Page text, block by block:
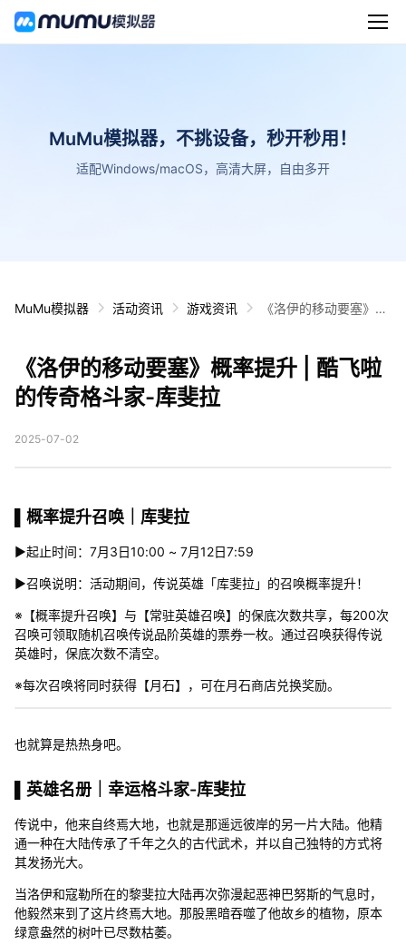
MuMu模拟器，不挑设备，秒开秒用！
适配Windows/macOS，高清大屏，自由多开
MuMu模拟器 活动资讯 游戏资讯
《洛伊的移动要塞》概
《洛伊的移动要塞》概率提升 | 酷飞啦
的传奇格斗家-库斐拉
2025-07-02
▌概率提升召唤｜库斐拉
▶起止时间：7月3日10:00 ~ 7月12日7:59
▶召唤说明：活动期间，传说英雄「库斐拉」的召唤概率提升！
※【概率提升召唤】与【常驻英雄召唤】的保底次数共享，每200次
召唤可领取随机召唤传说品阶英雄的票券一枚。通过召唤获得传说
英雄时，保底次数不清空。
※每次召唤将同时获得【月石】，可在月石商店兑换奖励。
也就算是热热身吧。
▌英雄名册｜幸运格斗家-库斐拉
传说中，他来自终焉大地，也就是那遥远彼岸的另一片大陆。他精
通一种在大陆传承了千年之久的古代武术，并以自己独特的方式将
其发扬光大。
当洛伊和寇勒所在的黎斐拉大陆再次弥漫起恶神巴努斯的气息时，
他毅然来到了这片终焉大地。那股黑暗吞噬了他故乡的植物，原本
绿意盎然的树叶已尽数枯萎。